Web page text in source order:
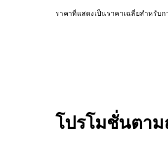
ราคาที่แสดงเป็นราคาเฉลี่ยสำหรับ
โปรโมชั่นตา